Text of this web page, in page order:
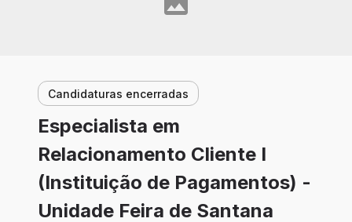
Candidaturas encerradas
Especialista em
Relacionamento Cliente I
(Instituição de Pagamentos) -
Unidade Feira de Santana